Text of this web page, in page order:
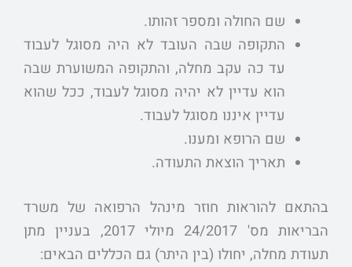
שם החולה ומספר זהותו.
התקופה שבה העובד לא היה מסוגל לעבוד
עד כה עקב מחלה, והתקופה המשוערת שבה
הוא עדיין לא יהיה מסוגל לעבוד, ככל שהוא
עדיין איננו מסוגל לעבוד.
שם הרופא ומענו.
תאריך הוצאת התעודה.
בהתאם להוראות חוזר מינהל הרפואה של משרד
הבריאות מס' 24/2017 מיולי 2017, בעניין מתן
תעודת מחלה, יחולו (בין היתר) גם הכללים הבאים: